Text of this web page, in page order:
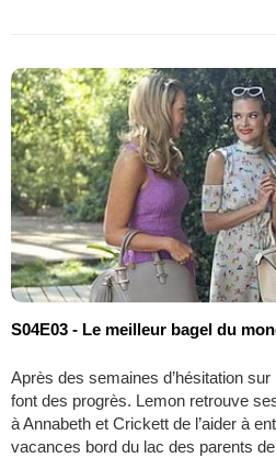
S04E03 - Le meilleur bagel du
Après des semaines d’hésitation
font des progrès. Lemon retrouve
à Annabeth et Crickett de l’aider à
vacances bord du lac des parents